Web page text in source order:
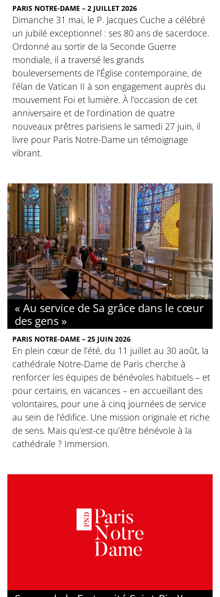
PARIS NOTRE-DAME – 2 JUILLET 2026
Dimanche 31 mai, le P. Jacques Cuche a célébré
un jubilé exceptionnel : ses 80 ans de sacerdoce.
Ordonné au sortir de la Seconde Guerre
mondiale, il a traversé les grands
bouleversements de l’Église contemporaine, de
l’élan de Vatican II à son engagement auprès du
mouvement Foi et lumière. À l’occasion de cet
anniversaire et de l’ordination de quatre
nouveaux prêtres parisiens le samedi 27 juin, il
livre pour Paris Notre-Dame un témoignage
vibrant.
© Charlotte Reynaud
« Au service de Sa grâce dans le cœur
des gens »
PARIS NOTRE-DAME – 25 JUIN 2026
En plein cœur de l’été, du 11 juillet au 30 août, la
cathédrale Notre-Dame de Paris cherche à
renforcer les équipes de bénévoles habituels – et
pour certains, en vacances – en accueillant des
volontaires, pour une à cinq journées de service
au sein de l’édifice. Une mission originale et riche
de sens. Mais qu’est-ce qu’être bénévole à la
cathédrale ? Immersion.